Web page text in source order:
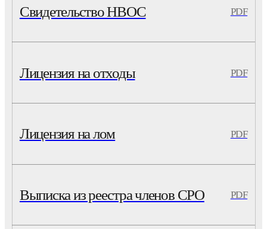
Свидетельство НВОС PDF
Лицензия на отходы PDF
Лицензия на лом PDF
Выписка из реестра членов СРО PDF